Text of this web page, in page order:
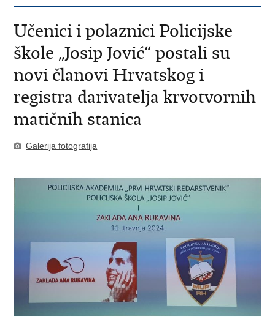
Učenici i polaznici Policijske
škole „Josip Jović“ postali su
novi članovi Hrvatskog i
registra darivatelja krvotvornih
matičnih stanica
Galerija fotografija